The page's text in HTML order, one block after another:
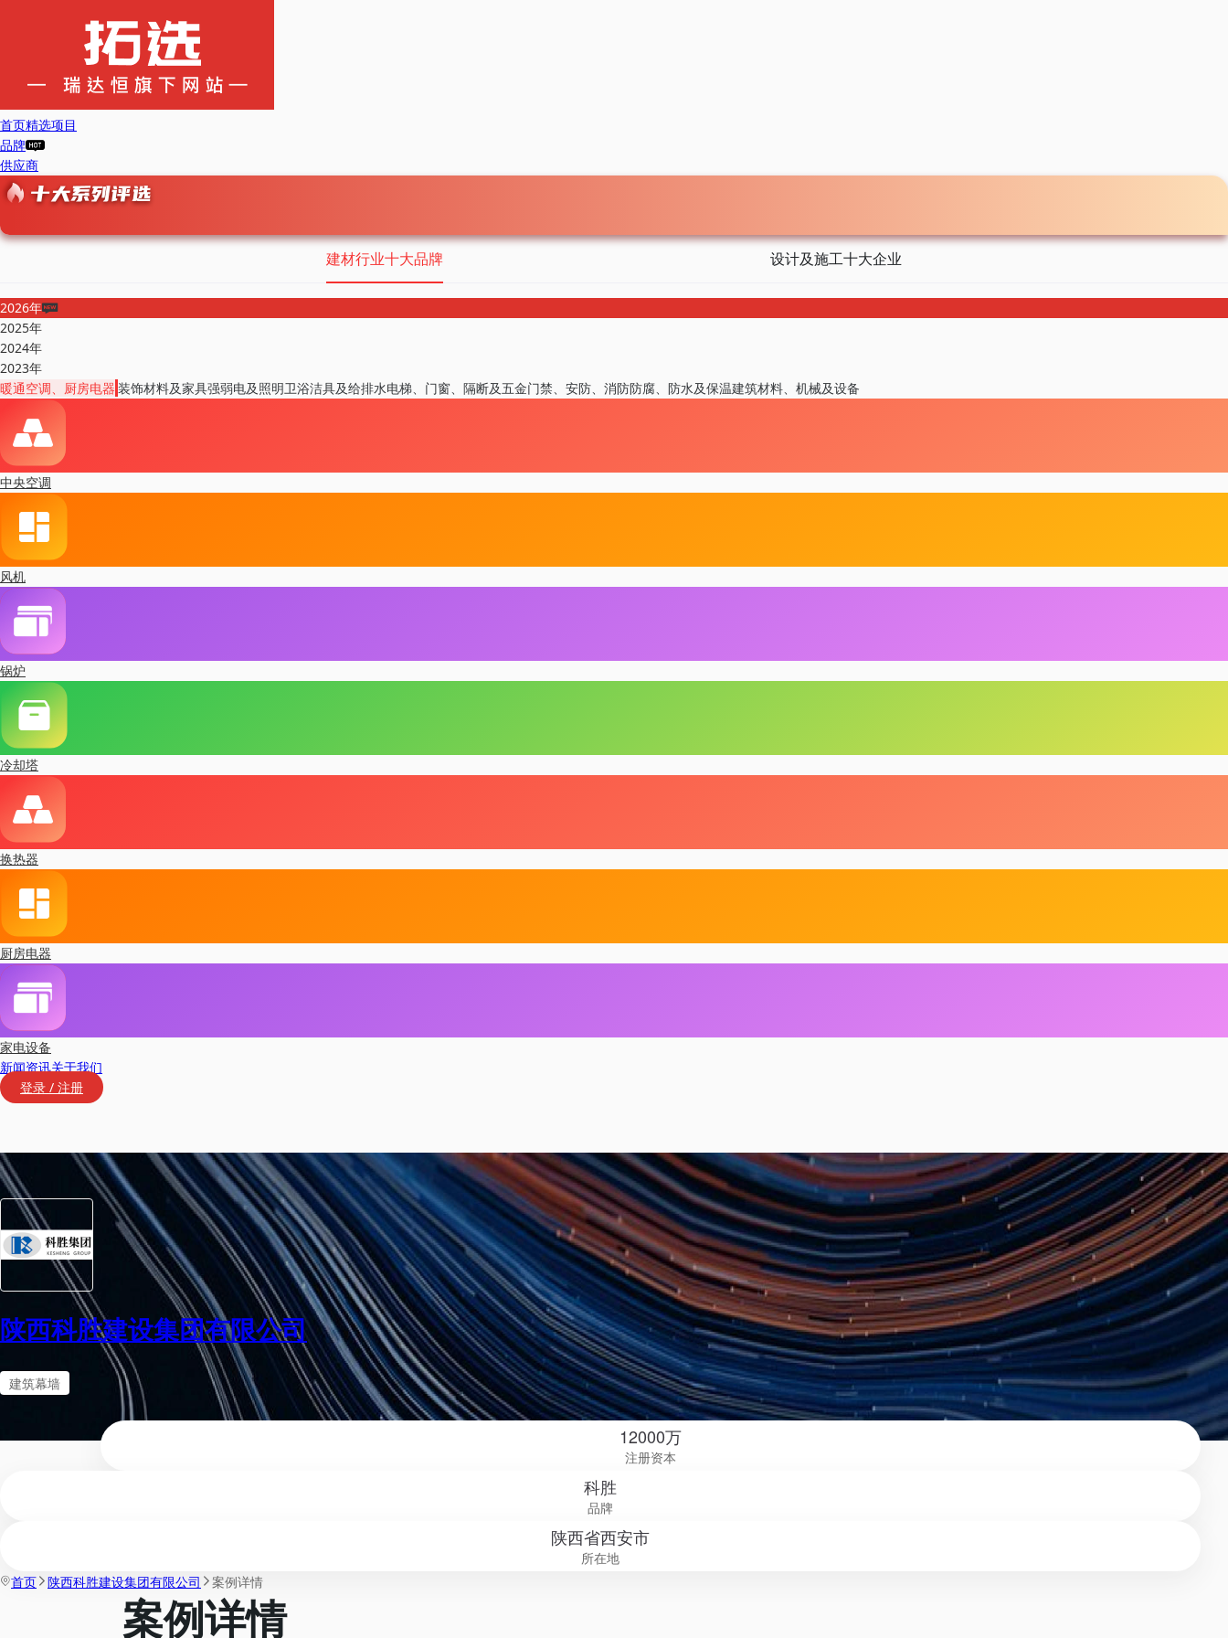
首页精选项目
品牌
供应商
建材行业十大品牌 设计及施工十大企业
2026年
2025年
2024年
2023年
暖通空调、厨房电器 装饰材料及家具强弱电及照明卫浴洁具及给排水电梯、门窗、隔断及五金门禁、安防、消防防腐、防水及保温建筑材料、机械及设备
中央空调
风机
锅炉
冷却塔
换热器
厨房电器
家电设备
新闻资讯关于我们
登录 / 注册
陕西科胜建设集团有限公司
建筑幕墙
12000万
注册资本
科胜
品牌
陕西省西安市
所在地
首页 陕西科胜建设集团有限公司 案例详情
案例详情